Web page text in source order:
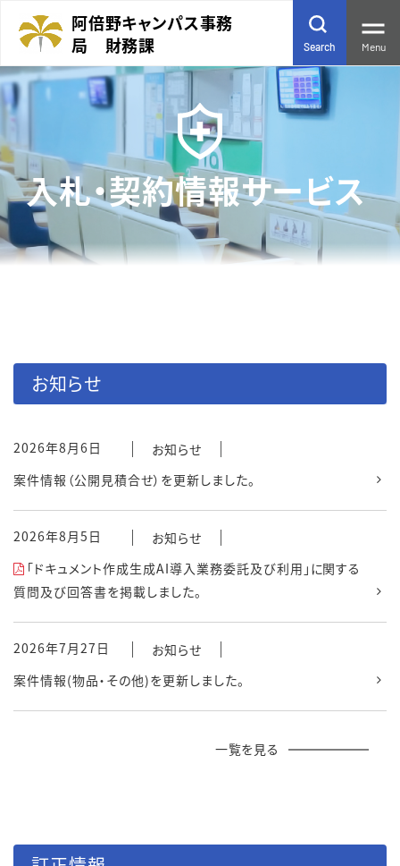
阿倍野キャンパス事務
局 財務課
Search Menu
お知らせ
2026年8月6日
お知らせ
案件情報（公開見積合せ）を更新しました。
2026年8月5日
お知らせ
「ドキュメント作成生成AI導入業務委託及び利用」に関する
質問及び回答書を掲載しました。
2026年7月27日
お知らせ
案件情報(物品・その他)を更新しました。
一覧を見る